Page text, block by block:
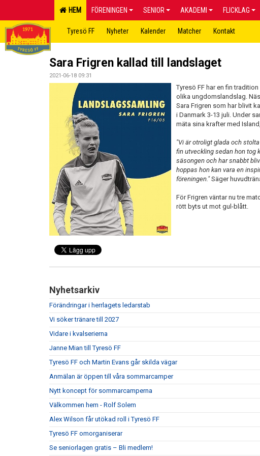
HEM FÖRENINGEN SENIOR AKADEMI FLICKLAG
Tyresö FF Nyheter Kalender Matcher Kontakt
Sara Frigren kallad till landslaget
2021-06-18 09:31
Tyresö FF har en fin
olika ungdomslandslag.
Sara Frigren som har blivit
i Danmark 3-13 juli. Under
mäta sina krafter med
"Vi är otroligt glada och
fin utveckling sedan hon tog
säsongen och har snabbt
hoppas hon kan vara en
föreningen."Säger
För Frigren väntar nu tre
rött byts ut mot gul-blått.
Nyhetsarkiv
Förändringar i herrlagets ledarstab
Vi söker tränare till 2027
Vidare i kvalserierna
Janne Mian till Tyresö FF
Tyresö FF och Martin Evans går skilda vägar
Anmälan är öppen till våra sommarcamper
Nytt koncept för sommarcamperna
Välkommen hem - Rolf Solem
Alex Wilson får utökad roll i Tyresö FF
Tyresö FF omorganiserar
Se seniorlagen gratis – Bli medlem!